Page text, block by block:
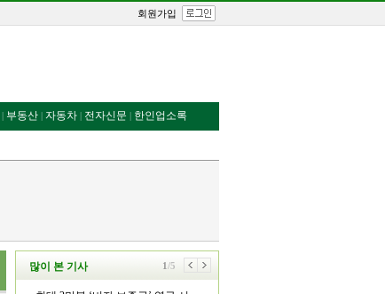
회원가입
| 부동산 | 자동차 | 전자신문 | 한인업소록